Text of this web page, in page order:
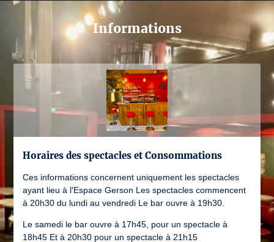
Informations
Horaires des spectacles et Consommations
Ces informations concernent uniquement les spectacles
ayant lieu à l'Espace Gerson Les spectacles commencent
à 20h30 du lundi au vendredi Le bar ouvre à 19h30.
Le samedi le bar ouvre à 17h45, pour un spectacle à
18h45 Et à 20h30 pour un spectacle à 21h15